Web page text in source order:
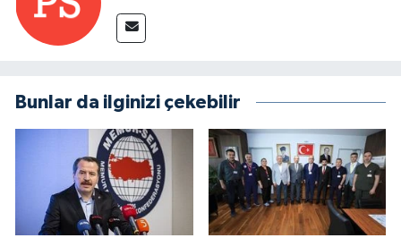
Bunlar da ilginizi çekebilir